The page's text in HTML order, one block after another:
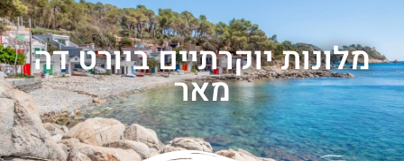
מלונות יוקרתיים ביורט דה
מאר